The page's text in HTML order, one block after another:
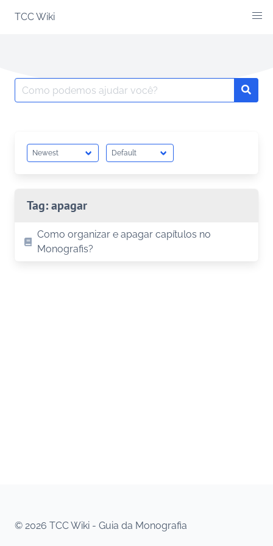
TCC Wiki
Search
for:
Tag:apagar
Como organizar e apagar capítulos no
Monografis?
© 2026 TCC Wiki - Guia da Monografia